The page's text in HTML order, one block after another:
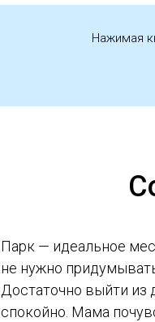
Нажимая
Парк — идеальное
не нужно
Достаточно выйти из
спокойно. Мама